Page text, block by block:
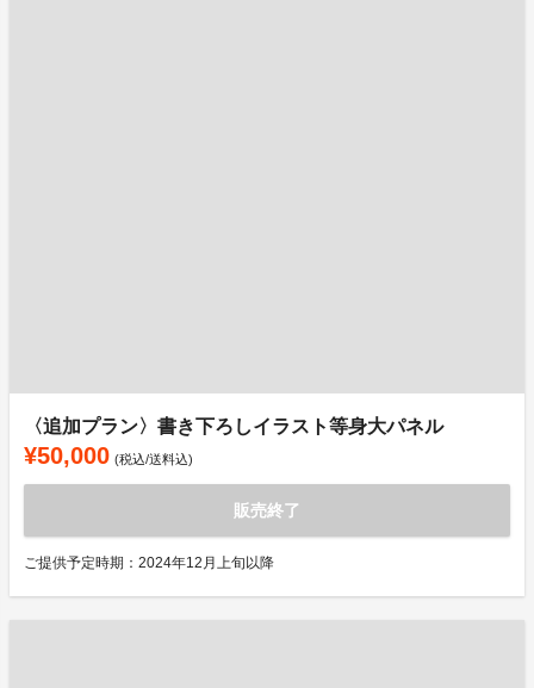
〈追加プラン〉書き下ろしイラスト等身大パネル
¥50,000 (税込/送料込)
販売終了
ご提供予定時期：2024年12月上旬以降